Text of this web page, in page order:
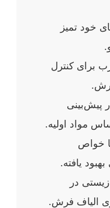
خود تمیز
برای کنترل
پیش‌بینی
مواد اولیه.
خواص
یافته.
در
الیاف فرش.